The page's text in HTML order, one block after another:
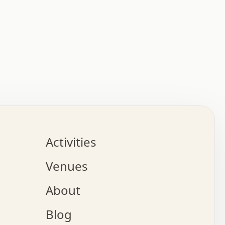
.   .   .   .   .   .   .   .   x   .   .   .   .
o   .   .   .   .   .   .   .   .   x   .   .   .
.   .   .   :   .   .   .   x   .   .   .   :   .
.   .   .   +   .   .   .   .   .   .   .   .   x
.   .   x   .   .   .   .   .   .   :   .   .   .
.   .   .   .   .   +   .   .   .   .   x   .   .
.   .   .   .   x   .   .   o   .   .   .   .   .
.   .   .   .   .   .   .   .   .   .   .   .   .
Activities
Venues
About
Blog